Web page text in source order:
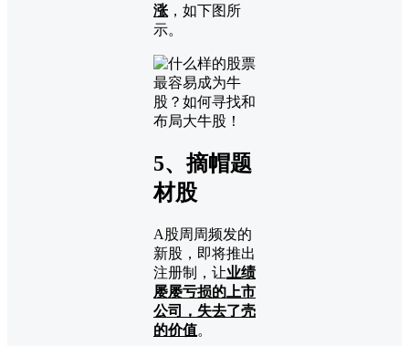
涨 ，如下图所
示。
5、摘帽题
材股
A股周周频发的
新股，即将推出
注册制，让业绩
屡屡亏损的上市
公司，失去了壳
的价值。